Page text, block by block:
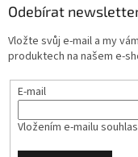
Odebírat
Vložte svůj e-mail a my
produktech na našem e-
E-mail
Vložením e-mailu